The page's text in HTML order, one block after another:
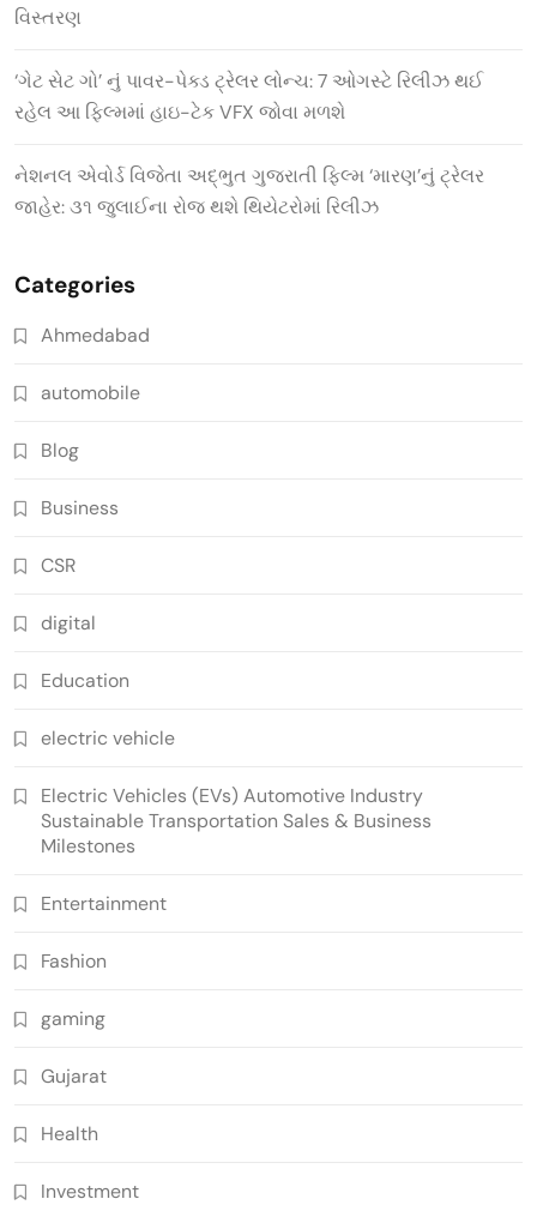
વિસ્તરણ
‘ગેટ સેટ ગો’ નું પાવર-પેક્ડ ટ્રેલર લોન્ચ: 7 ઓગસ્ટે રિલીઝ થઈ
રહેલ આ ફિલ્મમાં હાઇ-ટેક VFX જોવા મળશે
નેશનલ એવોર્ડ વિજેતા અદ્ભુત ગુજરાતી ફિલ્મ ‘મારણ’નું ટ્રેલર
જાહેર: ૩૧ જુલાઈના રોજ થશે થિયેટરોમાં રિલીઝ
Categories
Ahmedabad
automobile
Blog
Business
CSR
digital
Education
electric vehicle
Electric Vehicles (EVs) Automotive Industry
Sustainable Transportation Sales & Business
Milestones
Entertainment
Fashion
gaming
Gujarat
Health
Investment